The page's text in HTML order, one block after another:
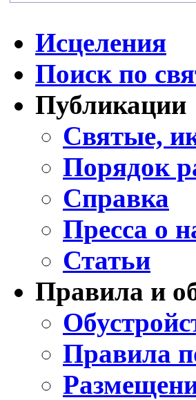
Исцеления
Поиск по
Публикации
Святые,
Порядок
Справка
Пресса о
Статьи
Правила и
Правила